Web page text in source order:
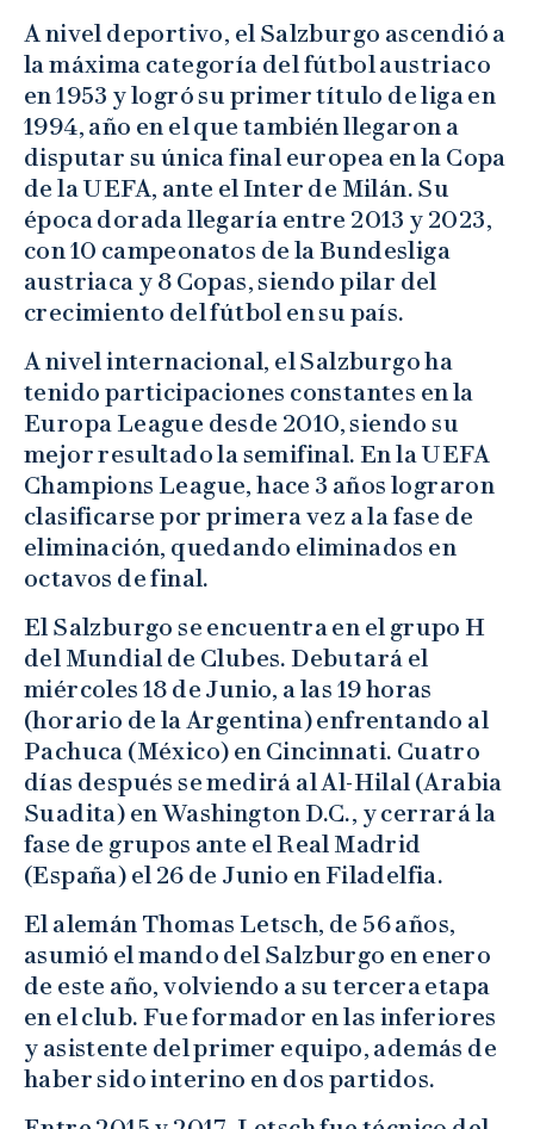
A nivel deportivo, el Salzburgo ascendió a
la máxima categoría del fútbol austriaco
en 1953 y logró su primer título de liga en
1994, año en el que también llegaron a
disputar su única final europea en la Copa
de la UEFA, ante el Inter de Milán. Su
época dorada llegaría entre 2013 y 2023,
con 10 campeonatos de la Bundesliga
austriaca y 8 Copas, siendo pilar del
crecimiento del fútbol en su país.
A nivel internacional, el Salzburgo ha
tenido participaciones constantes en la
Europa League desde 2010, siendo su
mejor resultado la semifinal. En la UEFA
Champions League, hace 3 años lograron
clasificarse por primera vez a la fase de
eliminación, quedando eliminados en
octavos de final.
El Salzburgo se encuentra en el grupo H
del Mundial de Clubes. Debutará el
miércoles 18 de Junio, a las 19 horas
(horario de la Argentina) enfrentando al
Pachuca (México) en Cincinnati. Cuatro
días después se medirá al Al-Hilal (Arabia
Suadita) en Washington D.C., y cerrará la
fase de grupos ante el Real Madrid
(España) el 26 de Junio en Filadelfia.
El alemán Thomas Letsch, de 56 años,
asumió el mando del Salzburgo en enero
de este año, volviendo a su tercera etapa
en el club. Fue formador en las inferiores
y asistente del primer equipo, además de
haber sido interino en dos partidos.